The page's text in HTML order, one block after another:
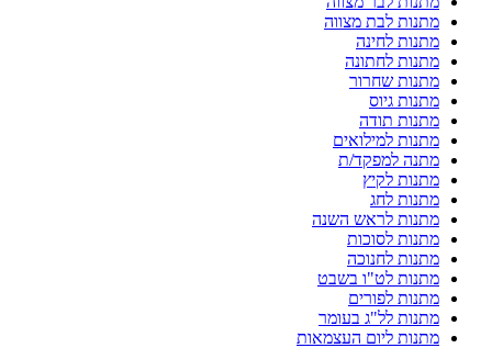
מתנות לבת מצווה
מתנות לחינה
מתנות לחתונה
מתנות שחרור
מתנות גיוס
מתנות תודה
מתנות למילואים
מתנה למפקד/ת
מתנות לקיץ
מתנות לחג
מתנות לראש השנה
מתנות לסוכות
מתנות לחנוכה
מתנות לט"ו בשבט
מתנות לפורים
מתנות לל"ג בעומר
מתנות ליום העצמאות